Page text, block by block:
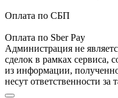
Оплата по СБП
Оплата по Sber Pay
Администрация не
сделок в рамках сервиса,
из информации,
несут ответственности за